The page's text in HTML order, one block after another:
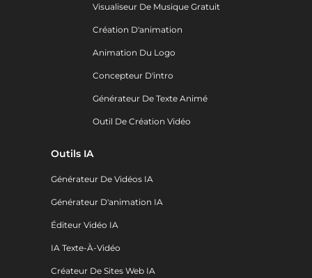
Visualiseur De Musique Gratuit
Création D'animation
Animation Du Logo
Concepteur D'intro
Générateur De Texte Animé
Outil De Création Vidéo
Outils IA
Générateur De Vidéos IA
Générateur D'animation IA
Éditeur Vidéo IA
IA Texte-À-Vidéo
Créateur De Sites Web IA